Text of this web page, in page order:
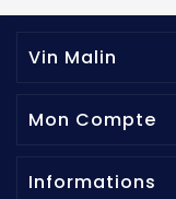
Vin Malin
Mon Compte
Informations